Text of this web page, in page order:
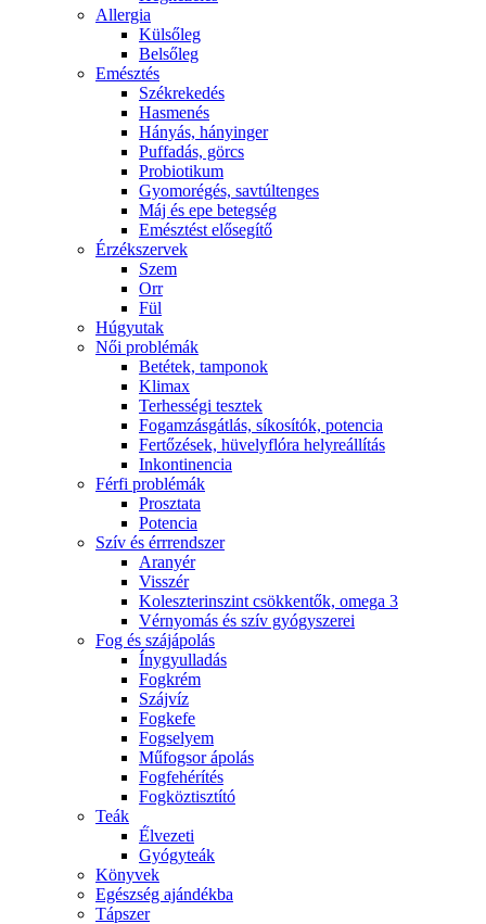
Allergia
Külsőleg
Belsőleg
Emésztés
Székrekedés
Hasmenés
Hányás, hányinger
Puffadás, görcs
Probiotikum
Gyomorégés, savtúltenges
Máj és epe betegség
Emésztést elősegítő
Érzékszervek
Szem
Orr
Fül
Húgyutak
Női problémák
Betétek, tamponok
Klimax
Terhességi tesztek
Fogamzásgátlás, síkosítók, potencia
Fertőzések, hüvelyflóra helyreállítás
Inkontinencia
Férfi problémák
Prosztata
Potencia
Szív és érrrendszer
Aranyér
Visszér
Koleszterinszint csökkentők, omega 3
Vérnyomás és szív gyógyszerei
Fog és szájápolás
Í́nygyulladás
Fogkrém
Szájvíz
Fogkefe
Fogselyem
Műfogsor ápolás
Fogfehérítés
Fogköztisztító
Teák
É́lvezeti
Gyógyteák
Könyvek
Egészség ajándékba
Tápszer